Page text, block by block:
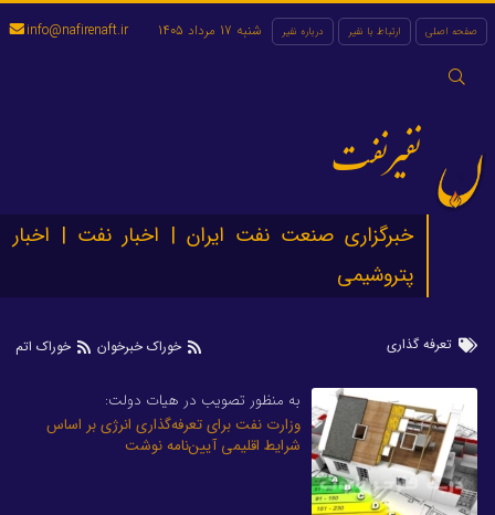
صفحه اصلی ارتباط با نفیر درباره نفیر
جستجو
شنبه 17 مرداد 1405 info@nafirenaft.ir
نفیرنفت
خبرگزاری صنعت نفت ایران | اخبار نفت | اخبار
پتروشیمی
تعرفه گذاری خوراک خبرخوان خوراک اتم
به منظور تصویب در هیات دولت:
وزارت نفت برای تعرفه‌گذاری انرژی بر اساس
شرایط اقلیمی آیین‌نامه نوشت